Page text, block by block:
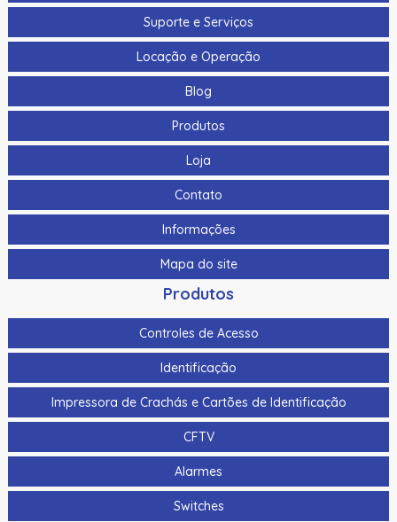
Suporte e Serviços
Locação e Operação
Blog
Produtos
Loja
Contato
Informações
Mapa do site
Produtos
Controles de Acesso
Identificação
Impressora de Crachás e Cartões de Identificação
CFTV
Alarmes
Switches